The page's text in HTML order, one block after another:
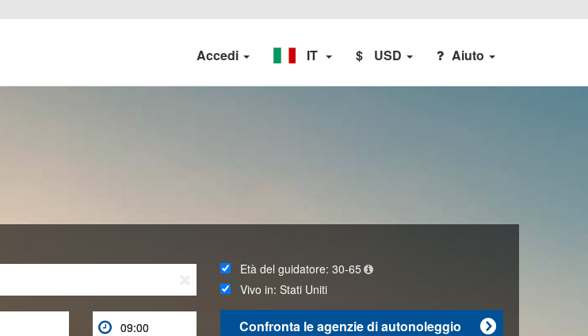
Accedi IT $ USD Aiuto

Età del guidatore:30-65
Vivo in:Stati Uniti

Confronta le agenzie di autonoleggio